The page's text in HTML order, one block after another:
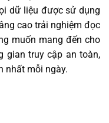
dữ liệu được sử dụng
cao trải nghiệm đọc
muốn mang đến cho
gian truy cập an toàn,
nhất mỗi ngày.